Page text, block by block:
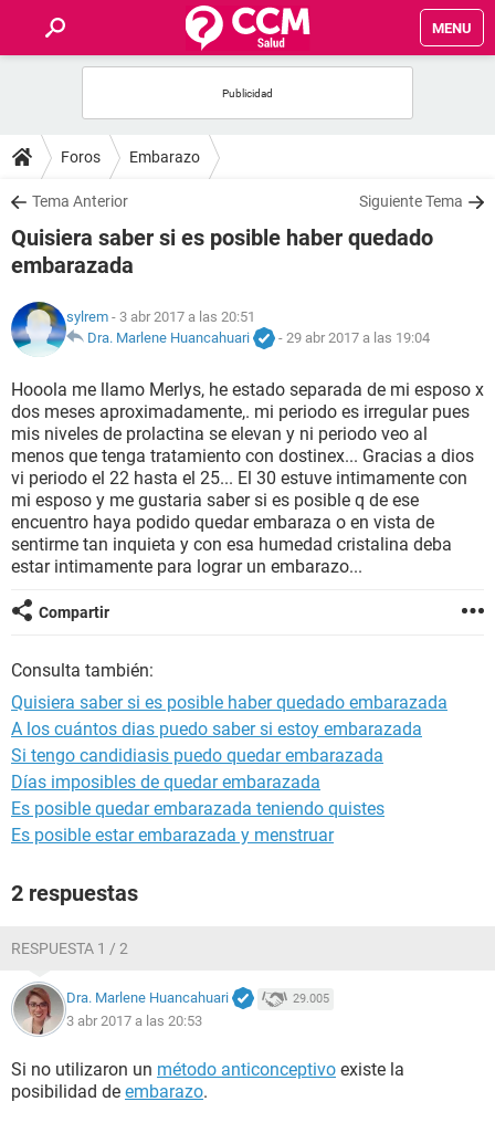
MENU
FOROS
SALUD
FAMILIA
NUTRICIÓN
SEXUALIDAD
GLOSARIO
Foros Embarazo
Tema Anterior Siguiente Tema
Quisiera saber si es posible haber quedado
embarazada
sylrem - 3 abr 2017 a las 20:51
Dra. Marlene Huancahuari
- 29 abr 2017 a las 19:04
Hooola me llamo Merlys, he estado separada de mi esposo x
dos meses aproximadamente,. mi periodo es irregular pues
mis niveles de prolactina se elevan y ni periodo veo al
menos que tenga tratamiento con dostinex... Gracias a dios
vi periodo el 22 hasta el 25... El 30 estuve intimamente con
mi esposo y me gustaria saber si es posible q de ese
encuentro haya podido quedar embaraza o en vista de
sentirme tan inquieta y con esa humedad cristalina deba
estar intimamente para lograr un embarazo...
Compartir
Consulta también:
Quisiera saber si es posible haber quedado embarazada
A los cuántos dias puedo saber si estoy embarazada
Si tengo candidiasis puedo quedar embarazada
Días imposibles de quedar embarazada
Es posible quedar embarazada teniendo quistes
Es posible estar embarazada y menstruar
2 respuestas
RESPUESTA 1 / 2
Dra. Marlene Huancahuari 29.005
3 abr 2017 a las 20:53
Si no utilizaron un método anticonceptivo existe la
posibilidad de embarazo.